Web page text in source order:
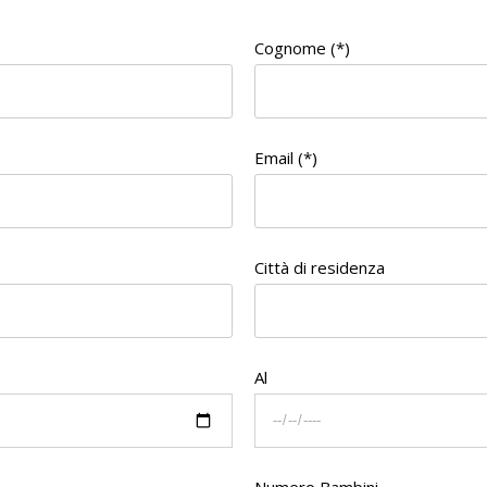
Cognome (*)
Email (*)
Città di residenza
Al